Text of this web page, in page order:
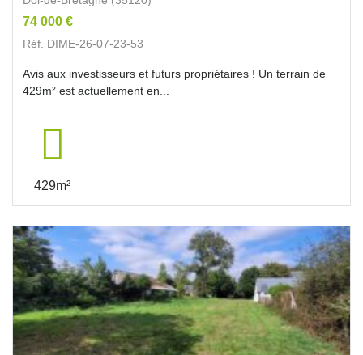
74 000 €
Réf. DIME-26-07-23-53
Avis aux investisseurs et futurs propriétaires ! Un terrain de
429m² est actuellement en...
429m²